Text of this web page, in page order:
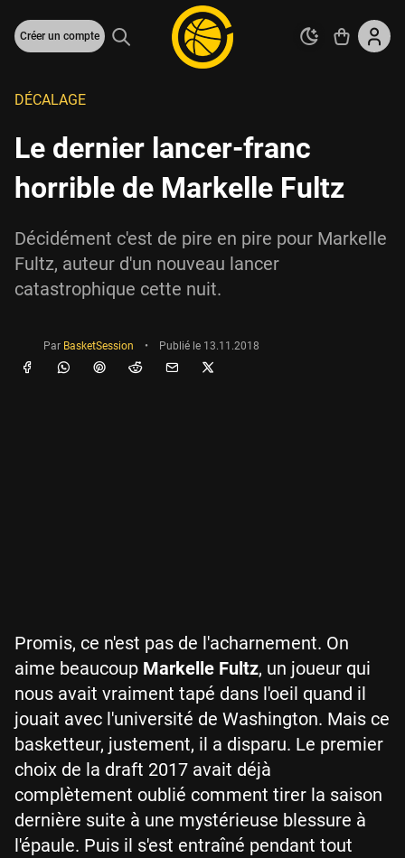
Créer un compte
DÉCALAGE
Le dernier lancer-franc
horrible de Markelle Fultz
Décidément c'est de pire en pire pour Markelle
Fultz, auteur d'un nouveau lancer
catastrophique cette nuit.
Par BasketSession • Publié le 13.11.2018
Promis, ce n'est pas de l'acharnement. On
aime beaucoup Markelle Fultz, un joueur qui
nous avait vraiment tapé dans l'oeil quand il
jouait avec l'université de Washington. Mais ce
basketteur, justement, il a disparu. Le premier
choix de la draft 2017 avait déjà
complètement oublié comment tirer la saison
dernière suite à une mystérieuse blessure à
l'épaule. Puis il s'est entraîné pendant tout